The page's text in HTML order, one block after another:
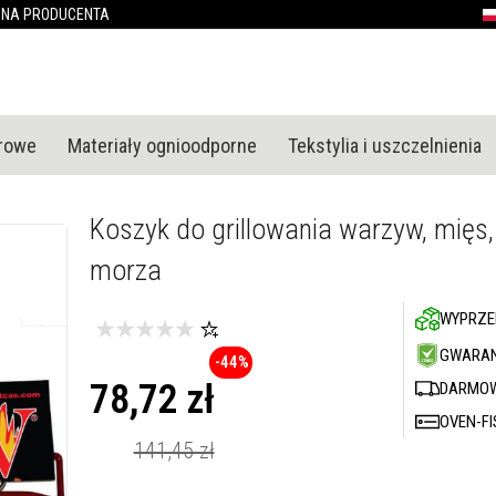
PRODUCENTA
Materiały ognioodporne Tekstylia i uszczelnienia
Koszyk do grillowania warzyw,
morza
Cena
promocyjna
78,72 zł
141,45 zł
-44%
OVEN-